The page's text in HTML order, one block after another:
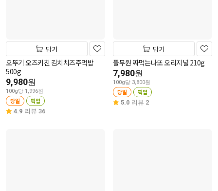
담기
오뚜기 오즈키친 김치치즈주먹밥
500g
9,980원
100g당 1,996원
당일 픽업
4.9 리뷰 36
담기
풀무원 짜먹는나또 오리지널 210g
7,980원
100g당 3,800원
당일 픽업
5.0 리뷰 2